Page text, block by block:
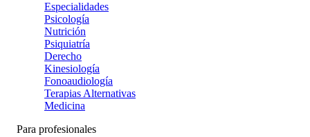
Especialidades
Psicología
Nutrición
Psiquiatría
Derecho
Kinesiología
Fonoaudiología
Terapias Alternativas
Medicina
Para profesionales